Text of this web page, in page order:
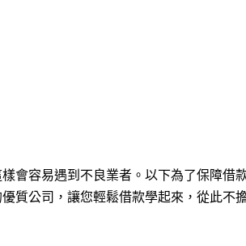
會容易遇到不良業者。以下為了保障借
質公司，讓您輕鬆借款學起來，從此不